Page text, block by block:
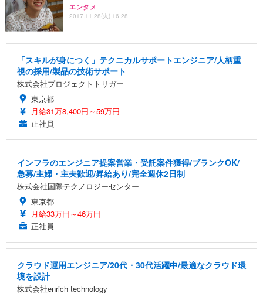
エンタメ
2017.11.28(火) 16:28
「スキルが身につく」テクニカルサポートエンジニア/人柄重
視の採用/製品の技術サポート
株式会社プロジェクトトリガー
東京都
月給31万8,400円～59万円
正社員
インフラのエンジニア提案営業・受託案件獲得/ブランクOK/
急募/主婦・主夫歓迎/昇給あり/完全週休2日制
株式会社国際テクノロジーセンター
東京都
月給33万円～46万円
正社員
クラウド運用エンジニア/20代・30代活躍中/最適なクラウド環
境を設計
株式会社enrich technology